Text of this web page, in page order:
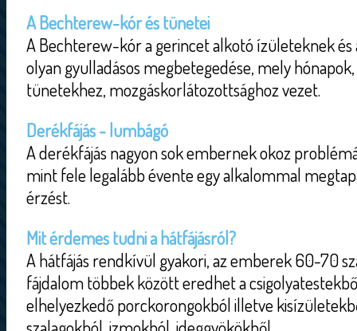
A Bechterew-kór és tünetei
A Bechterew-kór a gerincet alkotó ízületeknek
olyan gyulladásos megbetegedése, mely
tünetekhez, mozgáskorlátozottsághoz vezet.
Derékfájás - lumbágó
A derékfájás nagyon sok embernek okoz
mint fele legalább évente egy alkalommal
érzést.
Mit érdemes tudni a hátfájásról?
A hátfájás rendkívül gyakori, az emberek 60-70
fájdalom többek között eredhet a
elhelyezkedő porckorongokból illetve